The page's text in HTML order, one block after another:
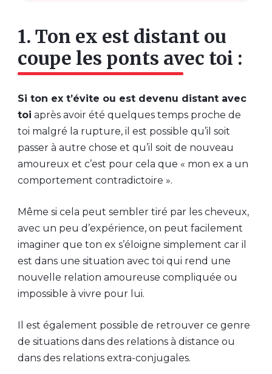
1. Ton ex est distant ou
coupe les ponts avec toi :
Si ton ex t’évite ou est devenu distant avec
toi après avoir été quelques temps proche de
toi malgré la rupture, il est possible qu’il soit
passer à autre chose et qu’il soit de nouveau
amoureux et c’est pour cela que « mon ex a un
comportement contradictoire ».
Même si cela peut sembler tiré par les cheveux,
avec un peu d’expérience, on peut facilement
imaginer que ton ex s’éloigne simplement car il
est dans une situation avec toi qui rend une
nouvelle relation amoureuse compliquée ou
impossible à vivre pour lui.
Il est également possible de retrouver ce genre
de situations dans des relations à distance ou
dans des relations extra-conjugales.